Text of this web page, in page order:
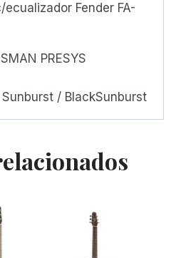
Fender FA-
PRESYS
/ BlackSunburst